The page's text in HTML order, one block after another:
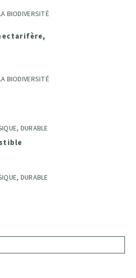
BIODIVERSITÉ
BIODIVERSITÉ
DURABLE
DURABLE